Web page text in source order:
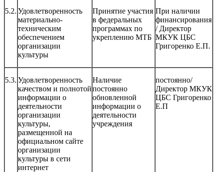
5.2. Удовлетворенность
материально-
техническим
обеспечением
организации
культуры
Принятие участия
в федеральных
программах по
укреплению МТБ
При наличии
финансирования
/ Директор
МКУК ЦБС
Григоренко Е.П.
5.3. Удовлетворенность
качеством и полнотой
информации о
деятельности
организации
культуры,
размещенной на
официальном сайте
организации
культуры в сети
интернет
Наличие
постоянно
обновленной
информации о
деятельности
учреждения
постоянно/
Директор МКУК
ЦБС Григоренко
Е.П